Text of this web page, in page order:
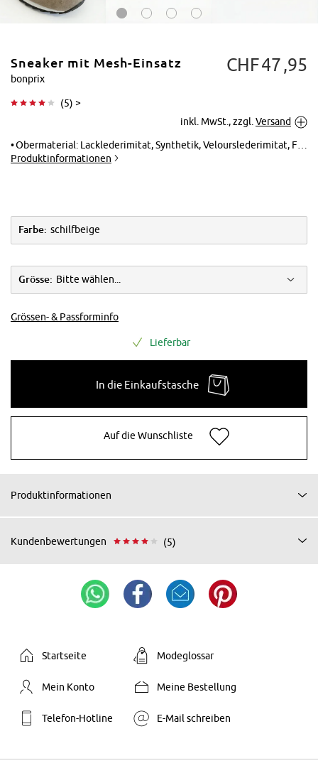
Tippen zum
Vergrößern
Sneaker mit Mesh-Einsatz
bonprix
(5) >
CHF47 95
inkl. MwSt., zzgl. Versand
Obermaterial: Lacklederimitat, Synthetik, Velourslederimitat, Futter: 100% Polyester, Laufsohle: Synthetik, Innensohle: 100% Polyester
Produktinformationen
Farbe: schilfbeige
Grösse: Bitte wählen...
Grössen- & Passforminfo
Lieferbar
In die Einkaufstasche
Auf die Wunschliste
Produktinformationen
Kundenbewertungen (5)
Startseite Modeglossar
Mein Konto Meine Bestellung
Telefon-Hotline E-Mail schreiben